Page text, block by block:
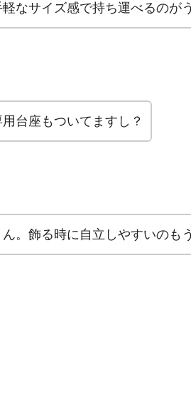
軽なサイズ感で持ち運べるのが
用台座もついてますし？
ん。飾る時に自立しやすいのも